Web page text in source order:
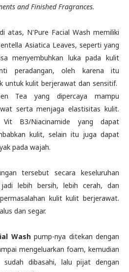
and Finished Fragrances.
atas, N'Pure Facial Wash memiliki
Asiatica Leaves, seperti yang
menyembuhkan luka pada kulit
peradangan, oleh karena itu
untuk kulit berjerawat dan sensitif.
Tea yang dipercaya mampu
serta menjaga elastisitas kulit.
B3/Niacinamide yang dapat
kulit, selain itu juga dapat
pada wajah.
tersebut secara keseluruhan
lebih bersih, lebih cerah, dan
kulit kulit berjerawat.
dan segar.
Washpump-nya ditekan dengan
mengeluarkan foam, kemudian
dibasahi, lalu pijat dengan